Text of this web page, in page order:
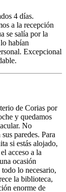
4 días.
a la recepción
se salía por la
habían
Excepcional
de Corias por
y quedamos
No
paredes. Para
si estás alojado,
acceso a la
ocasión
lo necesario,
la biblioteca,
enorme de